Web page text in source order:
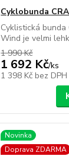
Cyklobunda
Cyklistická bunda
Wind je velmi
1 990 Kč
1 692 Kč/ks
1 398 Kč bez DPH
Novinka
Doprava ZDARMA